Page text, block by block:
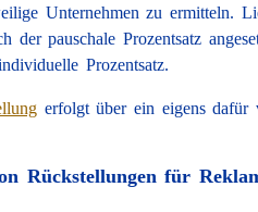
Unternehmen zu ermitteln.
der pauschale Prozentsatz
Prozentsatz.
erfolgt über ein eigens dafür
Rückstellungen für